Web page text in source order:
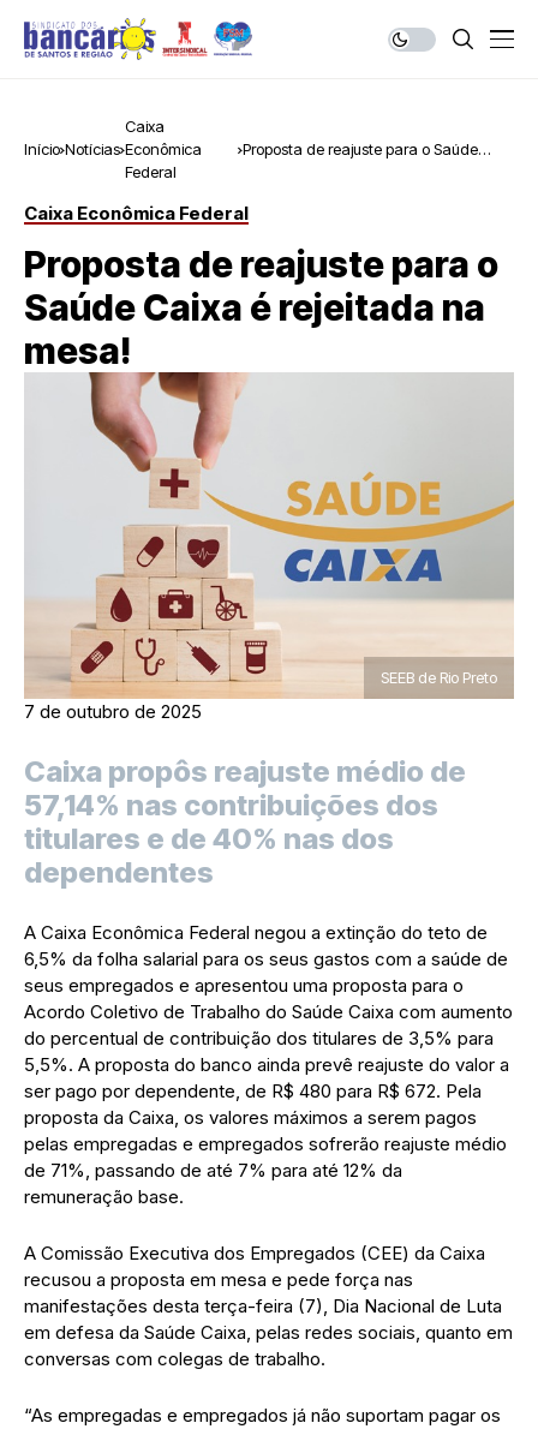
Início Notícias
Caixa
Econômica
Federal
Proposta de reajuste para o Saúde
Caixa Econômica Federal
Proposta de reajuste para o
Saúde Caixa é rejeitada na
mesa!
SEEB de Rio Preto
7 de outubro de 2025
Caixa propôs reajuste médio de
57,14% nas contribuições dos
titulares e de 40% nas dos
dependentes
A Caixa Econômica Federal negou a extinção do teto de
6,5% da folha salarial para os seus gastos com a saúde de
seus empregados e apresentou uma proposta para o
Acordo Coletivo de Trabalho do Saúde Caixa com aumento
do percentual de contribuição dos titulares de 3,5% para
5,5%. A proposta do banco ainda prevê reajuste do valor a
ser pago por dependente, de R$ 480 para R$ 672. Pela
proposta da Caixa, os valores máximos a serem pagos
pelas empregadas e empregados sofrerão reajuste médio
de 71%, passando de até 7% para até 12% da
remuneração base.
A Comissão Executiva dos Empregados (CEE) da Caixa
recusou a proposta em mesa e pede força nas
manifestações desta terça-feira (7), Dia Nacional de Luta
em defesa da Saúde Caixa, pelas redes sociais, quanto em
conversas com colegas de trabalho.
“As empregadas e empregados já não suportam pagar os